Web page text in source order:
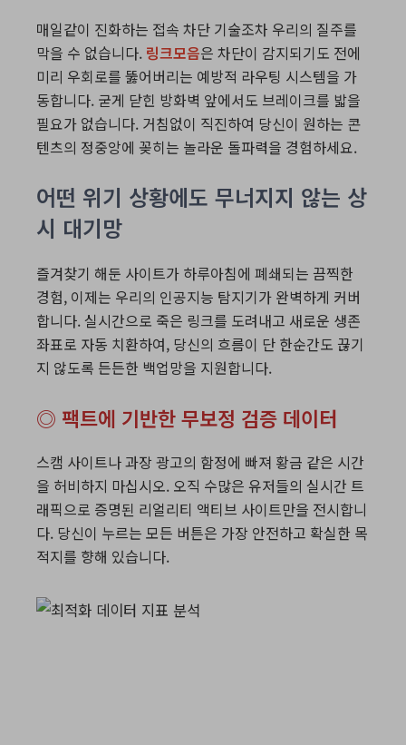
매일같이 진화하는 접속 차단 기술조차 우리의 질주를
막을 수 없습니다. 링크모음은 차단이 감지되기도 전에
미리 우회로를 뚫어버리는 예방적 라우팅 시스템을 가
동합니다. 굳게 닫힌 방화벽 앞에서도 브레이크를 밟을
필요가 없습니다. 거침없이 직진하여 당신이 원하는 콘
텐츠의 정중앙에 꽂히는 놀라운 돌파력을 경험하세요.
어떤 위기 상황에도 무너지지 않는 상
시 대기망
즐겨찾기 해둔 사이트가 하루아침에 폐쇄되는 끔찍한
경험, 이제는 우리의 인공지능 탐지기가 완벽하게 커버
합니다. 실시간으로 죽은 링크를 도려내고 새로운 생존
좌표로 자동 치환하여, 당신의 흐름이 단 한순간도 끊기
지 않도록 든든한 백업망을 지원합니다.
◎ 팩트에 기반한 무보정 검증 데이터
스캠 사이트나 과장 광고의 함정에 빠져 황금 같은 시간
을 허비하지 마십시오. 오직 수많은 유저들의 실시간 트
래픽으로 증명된 리얼리티 액티브 사이트만을 전시합니
다. 당신이 누르는 모든 버튼은 가장 안전하고 확실한 목
적지를 향해 있습니다.